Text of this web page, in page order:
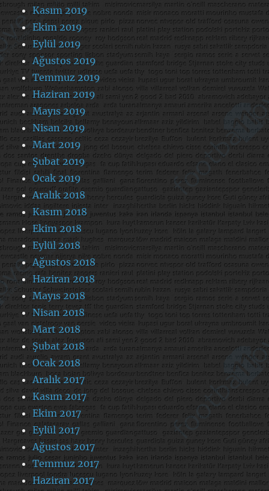
Kasım 2019
Ekim 2019
Eylül 2019
Ağustos 2019
Temmuz 2019
Haziran 2019
Mayıs 2019
Nisan 2019
Mart 2019
Şubat 2019
Ocak 2019
Aralık 2018
Kasım 2018
Ekim 2018
Eylül 2018
Ağustos 2018
Haziran 2018
Mayıs 2018
Nisan 2018
Mart 2018
Şubat 2018
Ocak 2018
Aralık 2017
Kasım 2017
Ekim 2017
Eylül 2017
Ağustos 2017
Temmuz 2017
Haziran 2017